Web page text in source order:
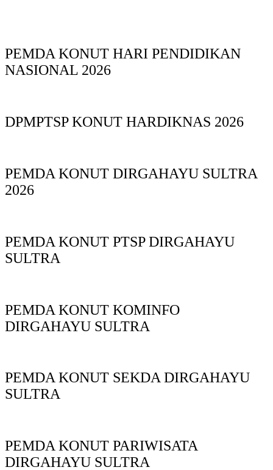
PEMDA KONUT HARI PENDIDIKAN
NASIONAL 2026
DPMPTSP KONUT HARDIKNAS 2026
PEMDA KONUT DIRGAHAYU SULTRA
2026
PEMDA KONUT PTSP DIRGAHAYU
SULTRA
PEMDA KONUT KOMINFO
DIRGAHAYU SULTRA
PEMDA KONUT SEKDA DIRGAHAYU
SULTRA
PEMDA KONUT PARIWISATA
DIRGAHAYU SULTRA